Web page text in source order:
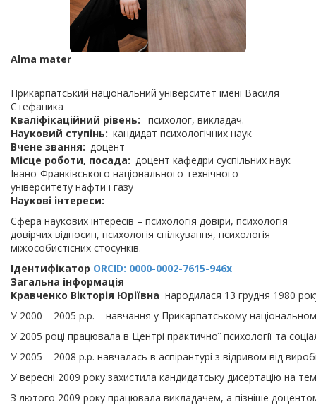
Alma mater
Прикарпатський національний університет імені Василя
Стефаника
Кваліфікаційний рівень
психолог, викладач.
Науковий ступінь
кандидат психологічних наук
Вчене звання
доцент
Місце роботи, посада
доцент кафедри суспільних наук
Івано-Франківського національного технічного
університету нафти і газу
Наукові інтереси
Сфера наукових інтересів – психологія довіри, психологія
довірчих відносин, психологія спілкування, психологія
міжособистісних стосунків.
Ідентифікатор ORCID: 0000-0002-7615-946x
Загальна інформація
Кравченко Вікторія Юріївна народилася 13 грудня 1980
У 2000 – 2005 р.р. – навчання у Прикарпатському
У 2005 році працювала в Центрі практичної психології та
У 2005 – 2008 р.р. навчалась в аспірантурі з відривом від
У вересні 2009 року захистила кандидатську дисертацію на
З лютого 2009 року працювала викладачем, а пізніше